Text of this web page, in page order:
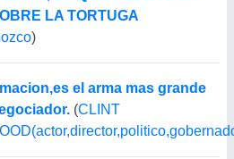
LA TORTUGA
)
el arma mas grande
(CLINT